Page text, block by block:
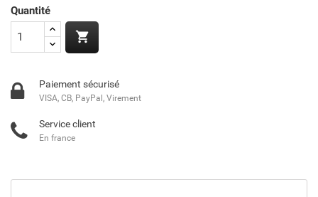
Quantité

Paiement sécurisé
VISA, CB, PayPal, Virement
Service client
En france